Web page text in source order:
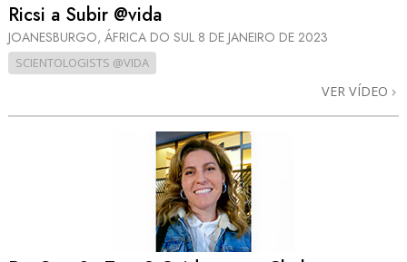
Ricsi a Subir @vida
JOANESBURGO, ÁFRICA DO SUL 8 DE JANEIRO DE 2023
SCIENTOLOGISTS @VIDA
VER VÍDEO